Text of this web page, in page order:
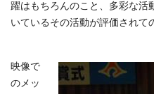
躍はもちろんのこと、多彩な活
いているその活動が評価されて
映像で
のメッ